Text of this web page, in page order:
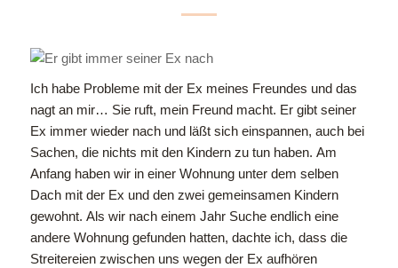
Ich habe Probleme mit der Ex meines Freundes und das
nagt an mir… Sie ruft, mein Freund macht. Er gibt seiner
Ex immer wieder nach und läßt sich einspannen, auch bei
Sachen, die nichts mit den Kindern zu tun haben. Am
Anfang haben wir in einer Wohnung unter dem selben
Dach mit der Ex und den zwei gemeinsamen Kindern
gewohnt. Als wir nach einem Jahr Suche endlich eine
andere Wohnung gefunden hatten, dachte ich, dass die
Streitereien zwischen uns wegen der Ex aufhören